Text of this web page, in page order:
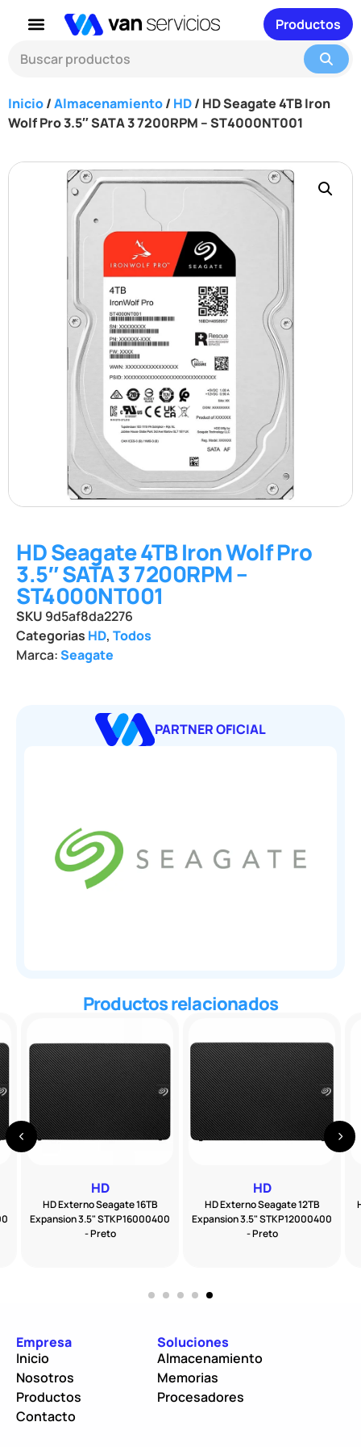
Productos
Inicio/Almacenamiento/ HD/ HD Seagate 4TB Iron
Wolf Pro 3.5″ SATA 3 7200RPM – ST4000NT001
HD Seagate 4TB Iron Wolf Pro
3.5″ SATA 3 7200RPM –
ST4000NT001
SKU 9d5af8da2276
Categorias HD, Todos
Marca:Seagate
PARTNER OFICIAL
Productos relacionados
HD
HD Externo Seagate 12TB
Expansion 3.5" STKP12000400
- Preto
HD
HD Externo Seagate 16TB
Expansion 3.5" STKP16000400
- Preto
Empresa
Inicio
Nosotros
Productos
Contacto
Soluciones
Almacenamiento
Memorias
Procesadores